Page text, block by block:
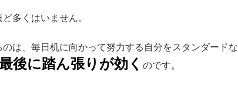
多くはいません。
のは、毎日机に向かって努力する自分をスタンダードな
後に踏ん張りが効く のです。